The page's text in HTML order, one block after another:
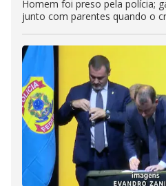
Homem foi preso pela polícia;
junto com parentes quando o